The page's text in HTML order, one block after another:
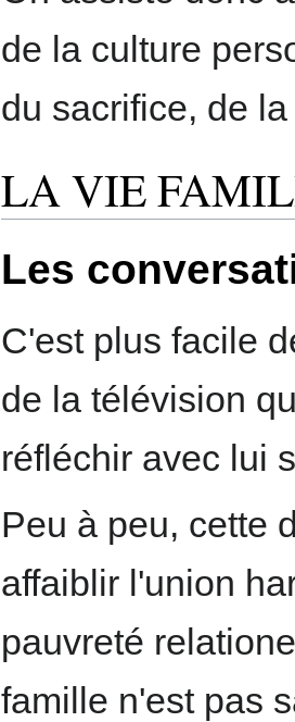
de la culture
du sacrifice, de
LA VIE
Les
C'est plus facile
de la télévision
réfléchir avec lui
Peu à peu, cette
affaiblir l'union
pauvreté
famille n'est pas